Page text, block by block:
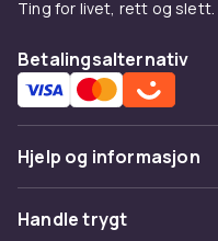
og diskret, med en
Ting for livet, rett og slett.
Betalingsalternativ
Hjelp og informasjon
Vanlige spørsmål
Handle trygt